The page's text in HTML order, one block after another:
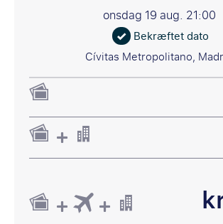
onsdag 19 aug. 21:00
Bekræftet dato
Cívitas Metropolitano,